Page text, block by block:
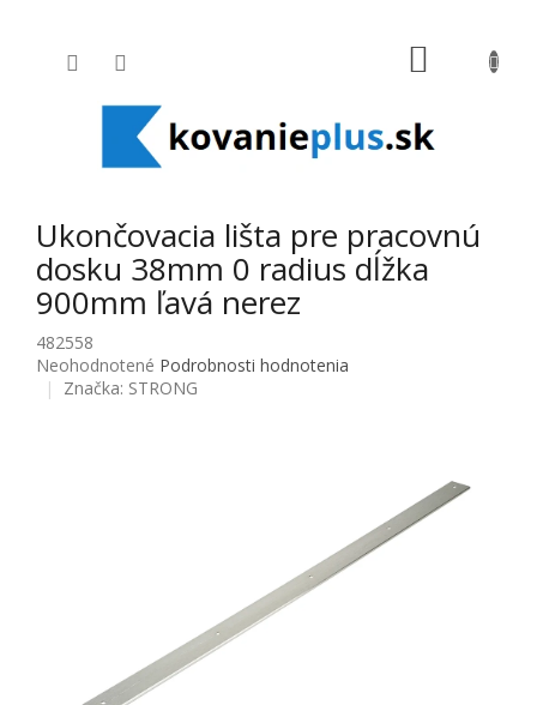
Ukončovacia lišta pre pracovnú
dosku 38mm 0 radius dĺžka
900mm ľavá nerez
482558
Priemerné hodnotenie produktu je 0,0 z 5 hviezdičiek.
Neohodnotené Podrobnosti hodnotenia
Značka: STRONG